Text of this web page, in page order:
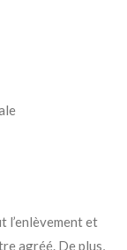
l’enlèvement et
agréé. De plus,